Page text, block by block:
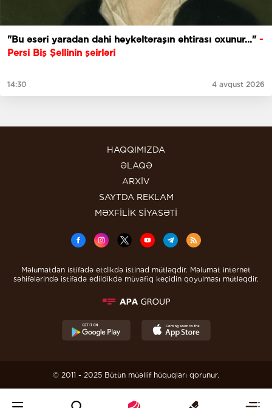
"Bu əsəri yaradan dahi heykəltəraşın ehtirası oxunur..." -
Persi Biş Şellinin şeirləri
14:30 4 avqust 2026
HAQQIMIZDA
ƏLAQƏ
ARXİV
SAYTDA REKLAM
MƏXFİLİK SİYASƏTİ
Məlumatdan istifadə etdikdə istinad mütləqdir. Məlumat internet
səhifələrində istifadə edildikdə müvafiq keçidin qoyulması mütləqdir.
© 2011 - 2025 Bütün müəllif hüquqları qorunur.